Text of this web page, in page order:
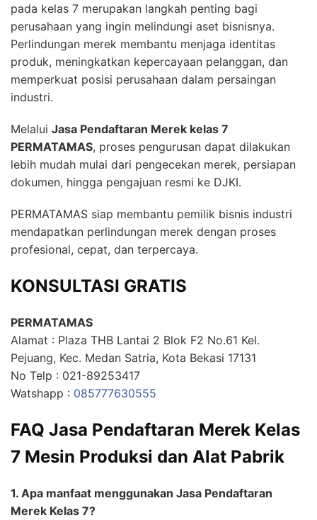
pada kelas 7 merupakan langkah penting bagi
perusahaan yang ingin melindungi aset bisnisnya.
Perlindungan merek membantu menjaga identitas
produk, meningkatkan kepercayaan pelanggan, dan
memperkuat posisi perusahaan dalam persaingan
industri.
Melalui Jasa Pendaftaran Merek kelas 7
PERMATAMAS, proses pengurusan dapat dilakukan
lebih mudah mulai dari pengecekan merek, persiapan
dokumen, hingga pengajuan resmi ke DJKI.
PERMATAMAS siap membantu pemilik bisnis industri
mendapatkan perlindungan merek dengan proses
profesional, cepat, dan terpercaya.
KONSULTASI GRATIS
PERMATAMAS
Alamat : Plaza THB Lantai 2 Blok F2 No.61 Kel.
Pejuang, Kec. Medan Satria, Kota Bekasi 17131
No Telp : 021-89253417
Watshapp : 085777630555
FAQ Jasa Pendaftaran Merek Kelas
7 Mesin Produksi dan Alat Pabrik
1. Apa manfaat menggunakan Jasa Pendaftaran
Merek Kelas 7?